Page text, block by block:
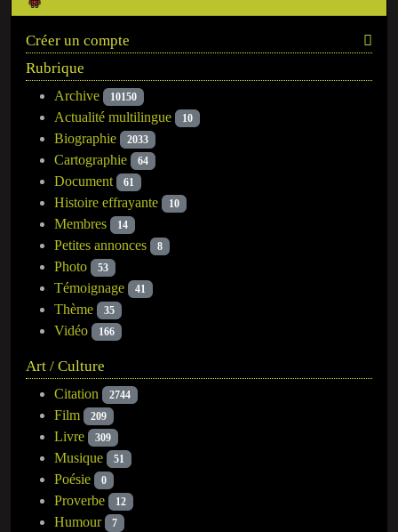
Créer un compte
Rubrique
Archive 10150
Actualité multilingue 10
Biographie 2033
Cartographie 64
Document 61
Histoire effrayante 10
Membres 14
Petites annonces 8
Photo 53
Témoignage 41
Thème 35
Vidéo 166
Art / Culture
Citation 2744
Film 209
Livre 309
Musique 51
Poésie 0
Proverbe 12
Humour 7